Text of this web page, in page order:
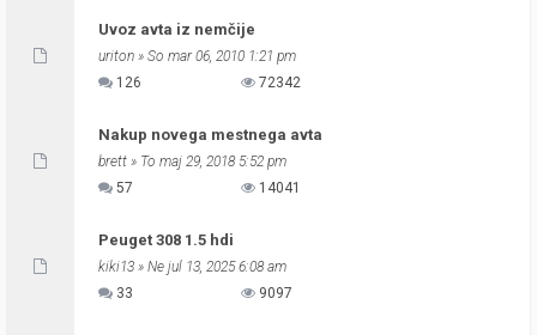
Uvoz avta iz nemčije
uriton » So mar 06, 2010 1:21 pm
126
72342
Nakup novega mestnega avta
brett » To maj 29, 2018 5:52 pm
57
14041
Peuget 308 1.5 hdi
kiki13 » Ne jul 13, 2025 6:08 am
33
9097